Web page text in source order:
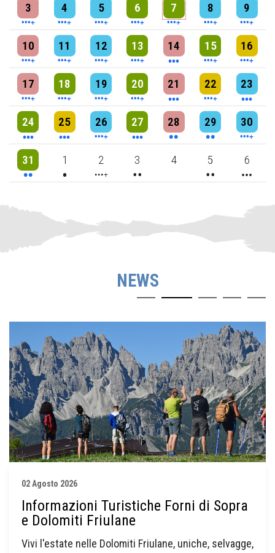
3
4 events 4
4 events 5
7 events 6
6 events 7
5 events 8
7 events 9
8 events
10
5 events 11
7 events 12
6 events 13
9 events 14
3 events 15
7 events 16
4 events
17
5 events 18
6 events 19
7 events 20
6 events 21
3 events 22
4 events 23
3 events
24
3 events 25
3 events 26
6 events 27
3 events 28
2 events 29
2 events 30
4 events
31
2 events 1
One event 2
4 events 3
2 events 4 5
2 events 6
3 events
NEWS
Agosto 2026
Turistiche Forni di Sopra
Dolomiti Friulane
l'estate nelle Dolomiti Friulane, uniche, selvagge,